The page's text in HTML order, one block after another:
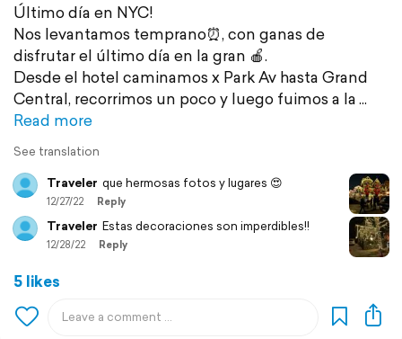
Último día en NYC!
Nos levantamos temprano⏰, con ganas de
disfrutar el último día en la gran 🍎.
Desde el hotel caminamos x Park Av hasta Grand
Central, recorrimos un poco y luego fuimos a la
Read more
See translation
Traveler que hermosas fotos y lugares 😍
12/27/22 Reply
Traveler Estas decoraciones son imperdibles!!
12/28/22 Reply
5 likes